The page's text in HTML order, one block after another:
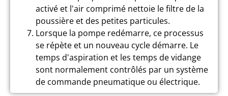
activé et l'air comprimé nettoie le filtre de la
poussière et des petites particules.
Lorsque la pompe redémarre, ce processus
se répète et un nouveau cycle démarre. Le
temps d'aspiration et les temps de vidange
sont normalement contrôlés par un système
de commande pneumatique ou électrique.